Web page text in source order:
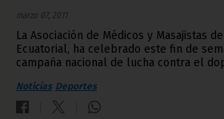
marzo 07, 2011
La Asociación de Médicos y Masajistas
Ecuatorial, ha celebrado este fin de
campaña nacional de lucha contra el
Noticias Deportes